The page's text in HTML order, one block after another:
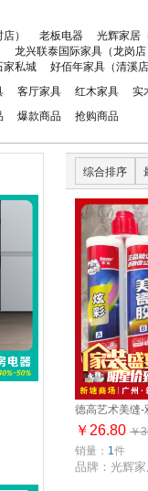
） 老板电器 光辉家居
龙兴联泰国际家具（龙岗店
家私城 好佰年家具（清溪店
客厅家具 红木家具 实
爆款商品 抢购商品
综合排序
德高艺术美缝-
￥26.80 ￥
销量： 1件
品牌：光辉家